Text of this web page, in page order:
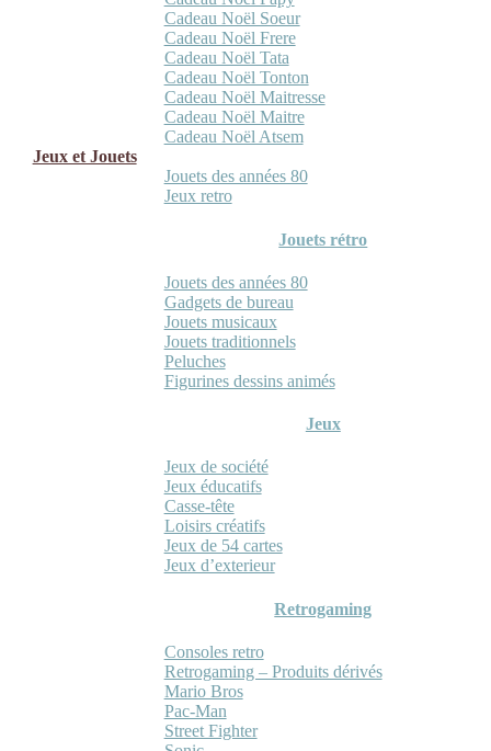
Cadeau Noël Soeur
Cadeau Noël Frere
Cadeau Noël Tata
Cadeau Noël Tonton
Cadeau Noël Maitresse
Cadeau Noël Maitre
Cadeau Noël Atsem
Jeux et Jouets
Jouets des années 80
Jeux retro
Jouets rétro
Jouets des années 80
Gadgets de bureau
Jouets musicaux
Jouets traditionnels
Peluches
Figurines dessins animés
Jeux
Jeux de société
Jeux éducatifs
Casse-tête
Loisirs créatifs
Jeux de 54 cartes
Jeux d’exterieur
Retrogaming
Consoles retro
Retrogaming – Produits dérivés
Mario Bros
Pac-Man
Street Fighter